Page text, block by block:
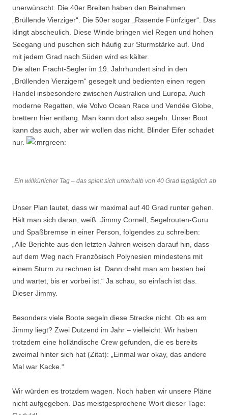
unerwünscht. Die 40er Breiten haben den Beinahmen
„Brüllende Vierziger“. Die 50er sogar „Rasende Fünfziger“. Das
klingt abscheulich. Diese Winde bringen viel Regen und hohen
Seegang und puschen sich häufig zur Sturmstärke auf. Und
mit jedem Grad nach Süden wird es kälter.
Die alten Fracht-Segler im 19. Jahrhundert sind in den
„Brüllenden Vierzigern“ gesegelt und bedienten einen regen
Handel insbesondere zwischen Australien und Europa. Auch
moderne Regatten, wie Volvo Ocean Race und Vendée Globe,
brettern hier entlang. Man kann dort also segeln. Unser Boot
kann das auch, aber wir wollen das nicht. Blinder Eifer schadet
nur.
Ein willkürlicher Tag – das spielt sich unterhalb von 40 Grad tagtäglich ab
Unser Plan lautet, dass wir maximal auf 40 Grad runter gehen.
Hält man sich daran, weiß Jimmy Cornell, Segelrouten-Guru
und Spaßbremse in einer Person, folgendes zu schreiben:
„Alle Berichte aus den letzten Jahren weisen darauf hin, dass
auf dem Weg nach Französisch Polynesien mindestens mit
einem Sturm zu rechnen ist. Dann dreht man am besten bei
und wartet, bis er vorbei ist.“ Ja schau, so einfach ist das.
Dieser Jimmy.
Besonders viele Boote segeln diese Strecke nicht. Ob es am
Jimmy liegt? Zwei Dutzend im Jahr – vielleicht. Wir haben
trotzdem eine holländische Crew gefunden, die es bereits
zweimal hinter sich hat (Zitat): „Einmal war okay, das andere
Mal war Kacke.“
Wir würden es trotzdem wagen. Noch haben wir unsere Pläne
nicht aufgegeben. Das meistgesprochene Wort dieser Tage: